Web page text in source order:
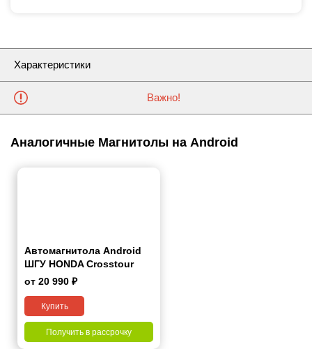
Характеристики
Важно!
Аналогичные Магнитолы на Android
Автомагнитола Android
ШГУ HONDA Crosstour
2010-2012
от 20 990 ₽
Купить
Получить в рассрочку